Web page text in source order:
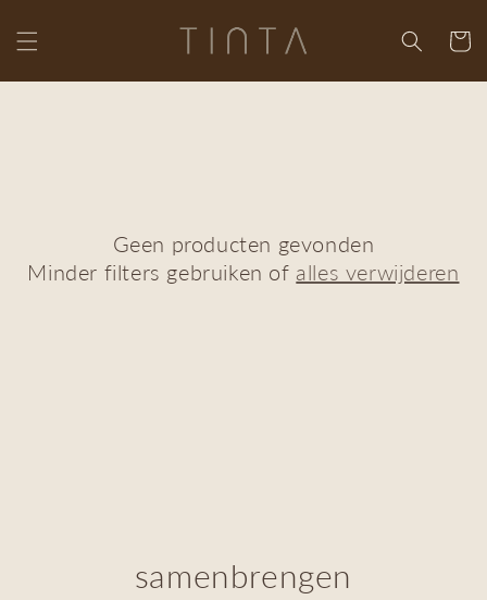
content
Geen producten gevonden
Minder filters gebruiken of alles verwijderen
samenbrengen